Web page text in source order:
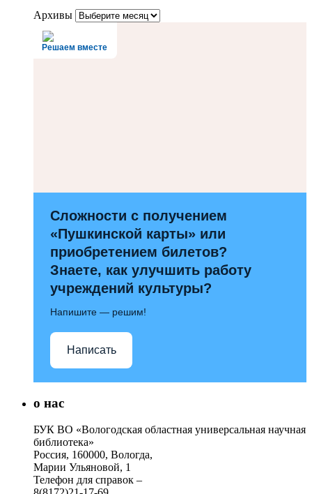
Архивы
Решаем вместе
Сложности с получением
«Пушкинской карты» или
приобретением билетов?
Знаете, как улучшить работу
учреждений культуры?
Напишите — решим!
Написать
о нас
БУК ВО «Вологодская областная универсальная научная
библиотека»
Россия, 160000, Вологда,
Марии Ульяновой, 1
Телефон для справок –